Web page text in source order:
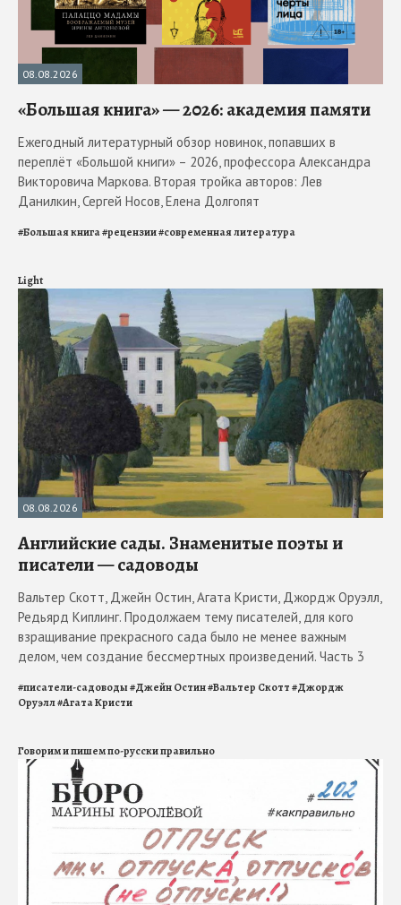
08.08.2026
«Большая книга» — 2026: академия памяти
Ежегодный литературный обзор новинок, попавших в
переплёт «Большой книги» – 2026, профессора Александра
Викторовича Маркова. Вторая тройка авторов: Лев
Данилкин, Сергей Носов, Елена Долгопят
#Большая книга#рецензии#современная литература
Light
08.08.2026
Английские сады. Знаменитые поэты и
писатели — садоводы
Вальтер Скотт, Джейн Остин, Агата Кристи, Джордж Оруэлл,
Редьярд Киплинг. Продолжаем тему писателей, для кого
взращивание прекрасного сада было не менее важным
делом, чем создание бессмертных произведений. Часть 3
#писатели-садоводы#Джейн Остин#Вальтер Скотт#Джордж
Оруэлл#Агата Кристи
Говорим и пишем по-русски правильно